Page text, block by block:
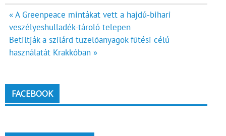
Bejegyzés
navigáció
« A Greenpeace mintákat vett a hajdú-bihari
veszélyeshulladék-tároló telepen
Betiltják a szilárd tüzelőanyagok fűtési célú
használatát Krakkóban »
FACEBOOK